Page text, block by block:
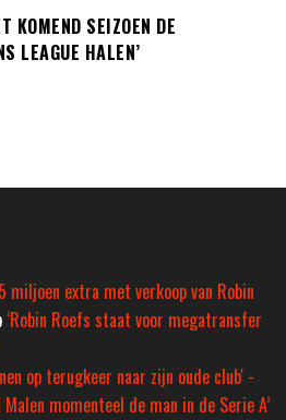
KOMEND SEIZOEN DE
LEAGUE HALEN’
miljoen extra met verkoop van Robin
‘Robin Roefs staat voor megatransfer
op terugkeer naar zijn oude club' -
Malen momenteel de man in de Serie A’